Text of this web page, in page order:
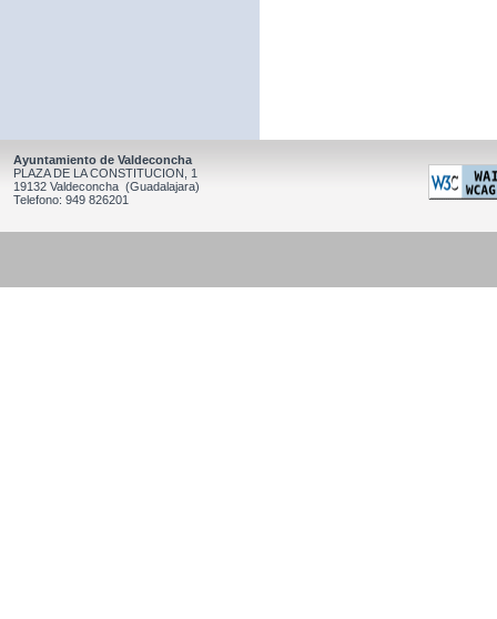
Ayuntamiento de Valdeconcha
PLAZA DE LA CONSTITUCION, 1
19132 Valdeconcha (Guadalajara)
Telefono: 949 826201